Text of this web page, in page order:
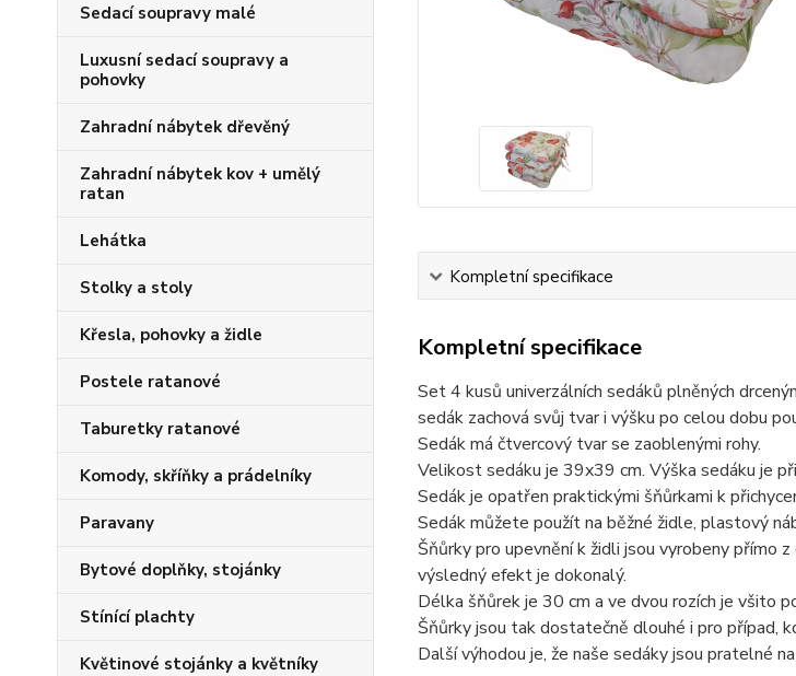
Sedací soupravy malé
Luxusní sedací soupravy a
pohovky
Zahradní nábytek dřevěný
Zahradní nábytek kov + umělý
ratan
Lehátka
Stolky a stoly
Křesla, pohovky a židle
Postele ratanové
Taburetky ratanové
Komody, skříňky a prádelníky
Paravany
Bytové doplňky, stojánky
Stínící plachty
Květinové stojánky a květníky
Kompletní specifikace
Kompletní specifikace
Set 4 kusů univerzálních sedáků plněných
sedák zachová svůj tvar i výšku po celou dobu
Sedák má čtvercový tvar se zaoblenými rohy.
Velikost sedáku je 39x39 cm. Výška sedáku je
Sedák je opatřen praktickými šňůrkami k
Sedák můžete použít na běžné židle, plastový
Šňůrky pro upevnění k židli jsou vyrobeny přímo
výsledný efekt je dokonalý.
Délka šňůrek je 30 cm a ve dvou rozích je všito
Šňůrky jsou tak dostatečně dlouhé i pro případ,
Další výhodou je, že naše sedáky jsou pratelné